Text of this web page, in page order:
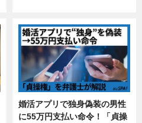
婚活アプリで独身偽装の男性
に55万円支払い命令！「貞操